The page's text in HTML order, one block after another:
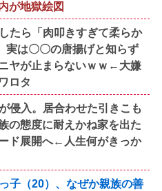
が地獄絵図
たら「肉叩きすぎて柔らか
実は〇〇の唐揚げと知らず
ヤが止まらないｗｗ←大嫌
ロタ
侵入。居合わせた引きこも
の態度に耐えかね家を出た
ド展開へ←人生何がきっか
子（20）、なぜか親族の善